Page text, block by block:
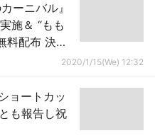
ーニバル』
施＆ “もも
料配布 決
2020/1/15(We) 12:32
ョートカッ
も報告し祝